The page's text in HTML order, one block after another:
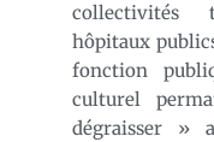
collectivités
hôpitaux
fonction
culturel
dégraisser »